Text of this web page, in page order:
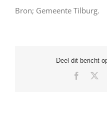
Bron; Gemeente Tilburg.
Deel dit bericht